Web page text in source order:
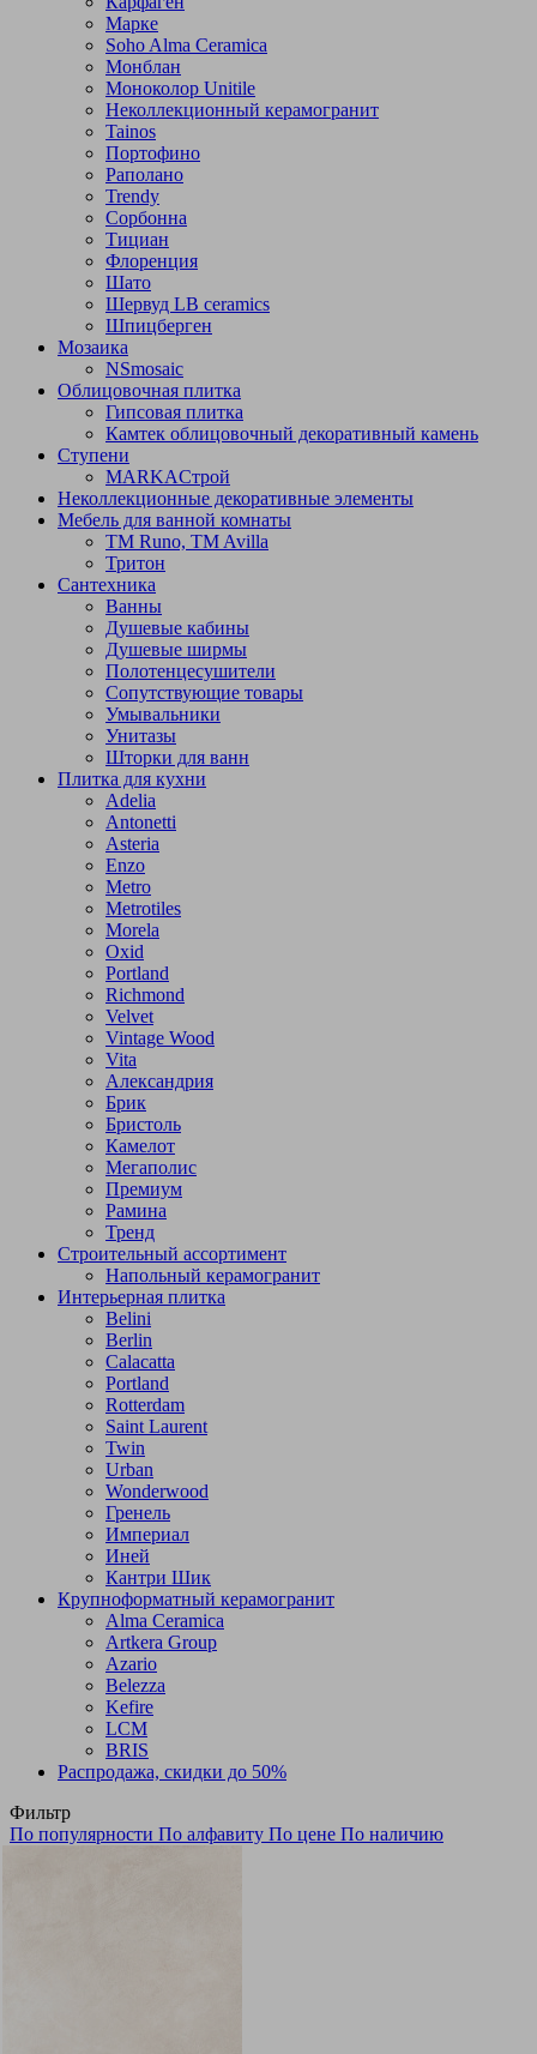
Марке
Soho Alma Ceramica
Монблан
Моноколор Unitile
Неколлекционный керамогранит
Tainos
Портофино
Раполано
Trendy
Сорбонна
Тициан
Флоренция
Шато
Шервуд LB ceramics
Шпицберген
Мозаика
NSmosaic
Облицовочная плитка
Гипсовая плитка
Камтек облицовочный декоративный камень
Ступени
МARKAСтрой
Неколлекционные декоративные элементы
Мебель для ванной комнаты
TM Runo, TM Avilla
Тритон
Сантехника
Ванны
Душевые кабины
Душевые ширмы
Полотенцесушители
Сопутствующие товары
Умывальники
Унитазы
Шторки для ванн
Плитка для кухни
Adelia
Antonetti
Asteria
Enzo
Metro
Metrotiles
Morela
Oxid
Portland
Richmond
Velvet
Vintage Wood
Vita
Александрия
Брик
Бристоль
Камелот
Мегаполис
Премиум
Рамина
Тренд
Строительный ассортимент
Напольный керамогранит
Интерьерная плитка
Belini
Berlin
Calacatta
Portland
Rotterdam
Saint Laurent
Twin
Urban
Wonderwood
Гренель
Империал
Иней
Кантри Шик
Крупноформатный керамогранит
Alma Ceramica
Artkera Group
Azario
Belezza
Kefire
LCM
BRIS
Распродажа, скидки до 50%
Фильтр
По популярности По алфавиту По цене По наличию